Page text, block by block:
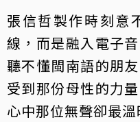
張信哲製作時刻意
線，而是融入電子
聽不懂閩南語的朋
受到那份母性的力
心中那位無聲卻最溫